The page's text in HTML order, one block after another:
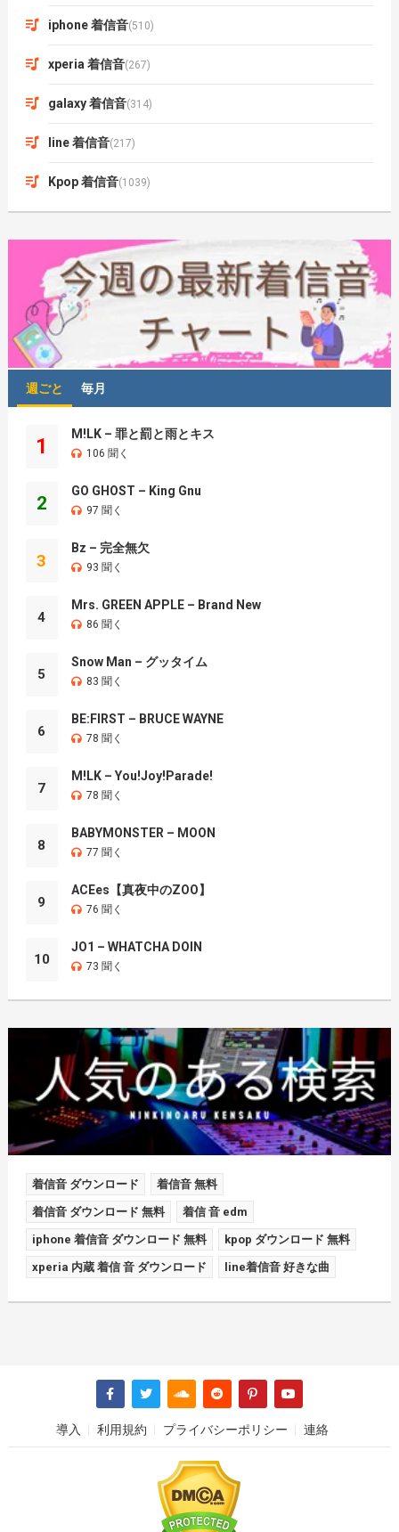
iphone 着信音(510)
xperia 着信音(267)
galaxy 着信音(314)
line 着信音(217)
Kpop 着信音(1039)
週ごと 毎月
1
M!LK – 罪と罰と雨とキス
106 聞く
2
GO GHOST – King Gnu
97 聞く
3
Bz – 完全無欠
93 聞く
4
Mrs. GREEN APPLE – Brand New
86 聞く
5
Snow Man – グッタイム
83 聞く
6
BE:FIRST – BRUCE WAYNE
78 聞く
7
M!LK – You!Joy!Parade!
78 聞く
8
BABYMONSTER – MOON
77 聞く
9
ACEes【真夜中のZOO】
76 聞く
10
JO1 – WHATCHA DOIN
73 聞く
着信音 ダウンロード 着信音 無料
着信音 ダウンロード 無料 着信 音 edm
iphone 着信音 ダウンロード 無料 kpop ダウンロード 無料
xperia 内蔵 着信 音 ダウンロード line着信音 好きな曲
導入 利用規約 プライバシーポリシー 連絡